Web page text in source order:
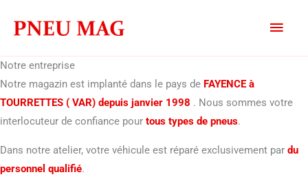
Notre entreprise
Notre magazin est implanté dans le pays de FAYENCE à
TOURRETTES ( VAR) depuis janvier 1998 . Nous sommes votre
interlocuteur de confiance pour tous types de pneus.
Dans notre atelier, votre véhicule est réparé exclusivement par du
personnel qualifié.